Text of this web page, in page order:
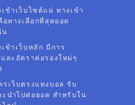
เข้าเว็บไซต์แม่ ทางเข้า
ทางเลือกที่สุดยอด
เข้าเว็บหลัก มีการ
ละอัตราต่อรองใหม่ๆ
รเว็บตรงแทงบอล รับ
นำไปต่อยอด สำหรับใน